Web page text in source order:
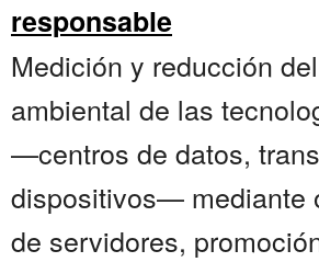
responsable
Medición y reducción
ambiental de las
—centros de datos,
dispositivos— mediante
de servidores,